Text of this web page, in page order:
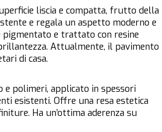
liscia e compatta, frutto della
e regala un aspetto moderno e
pigmentato e trattato con resine
Attualmente, il pavimento
di casa.
e polimeri, applicato in spessori
esistenti. Offre una resa estetica
Ha un’ottima aderenza su